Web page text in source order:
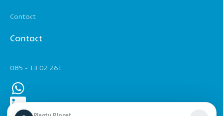
Contact
Contact
085 - 13 02 261